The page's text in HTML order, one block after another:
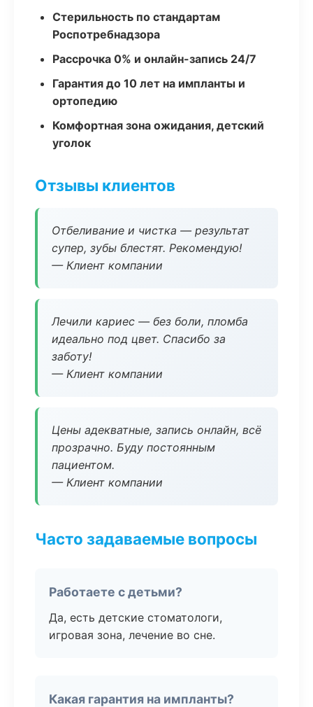
Стерильность по стандартам
Роспотребнадзора
Рассрочка 0% и онлайн-запись 24/7
Гарантия до 10 лет на импланты и
ортопедию
Комфортная зона ожидания, детский
уголок
Отзывы клиентов
Отбеливание и чистка — результат
супер, зубы блестят. Рекомендую!
— Клиент компании
Лечили кариес — без боли, пломба
идеально под цвет. Спасибо за
заботу!
— Клиент компании
Цены адекватные, запись онлайн, всё
прозрачно. Буду постоянным
пациентом.
— Клиент компании
Часто задаваемые вопросы
Работаете с детьми?
Да, есть детские стоматологи,
игровая зона, лечение во сне.
Какая гарантия на импланты?